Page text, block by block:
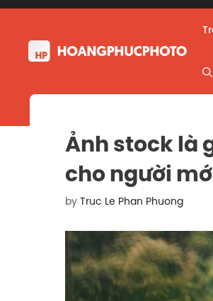
Skip
content
Ảnh stock là
cho người
by Truc Le Phan Phuong